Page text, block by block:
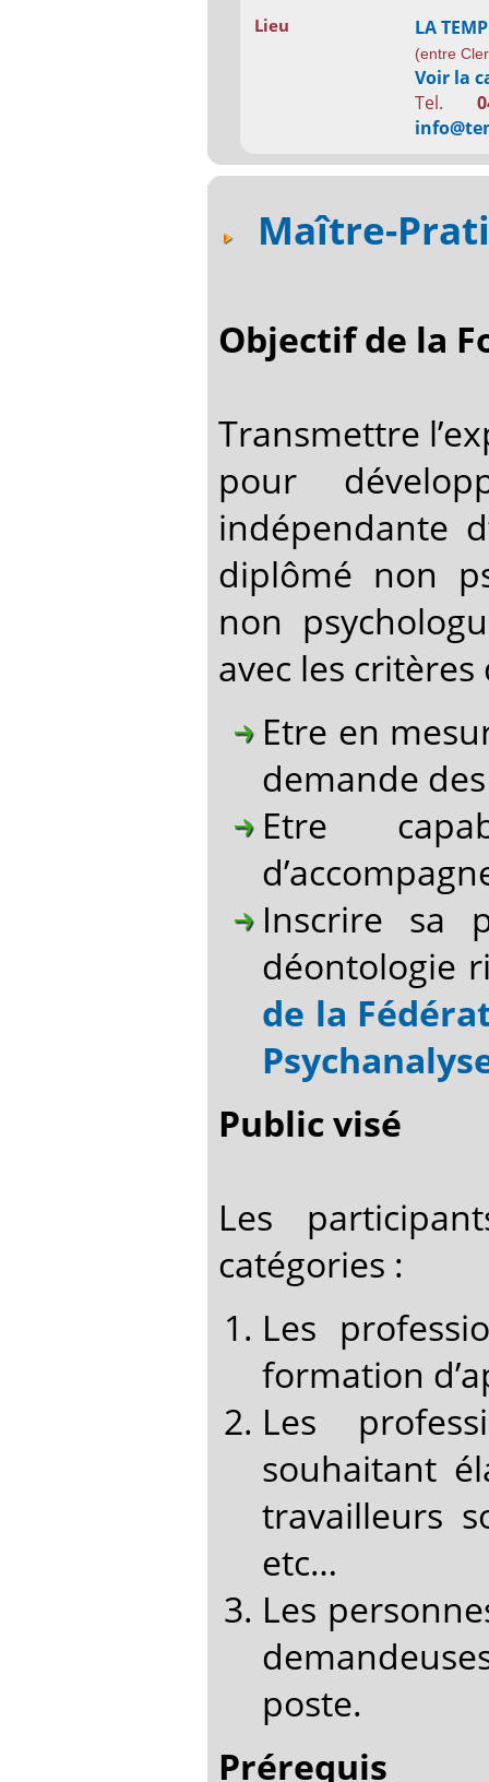
Lieu LA
(entre
Voir la
Tel.
Maître-
Objectif de la
Transmettre
pour
indépendante
diplômé non
non
avec les
Etre en
demande
Etre
Inscrire sa
déontologie
de la
Public visé
Les
catégories :
Les
formation
Les
souhaitant
travailleurs
etc…
Les
poste.
Prérequis